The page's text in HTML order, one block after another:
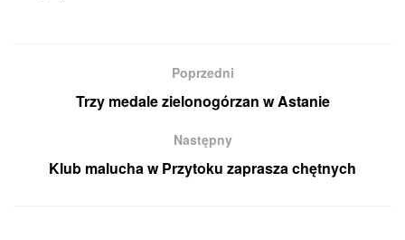
Poprzedni
Trzy medale zielonogórzan w Astanie
Następny
Klub malucha w Przytoku zaprasza chętnych